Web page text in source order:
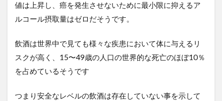
値は上昇し、癌を発生させないために最小限に抑えるア
ルコール摂取量はゼロだそうです。
飲酒は世界中で見ても様々な疾患において体に与えるリ
スクが高く、15〜49歳の人口の世界的な死亡のほぼ10％
を占めているそうです
つまり安全なレベルの飲酒は存在していない事を示して